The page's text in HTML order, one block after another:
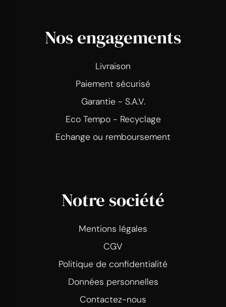
Nos engagements
Livraison
Paiement sécurisé
Garantie - S.A.V.
Eco Tempo - Recyclage
Echange ou remboursement
Notre société
Mentions légales
CGV
Politique de confidentialité
Données personnelles
Contactez-nous